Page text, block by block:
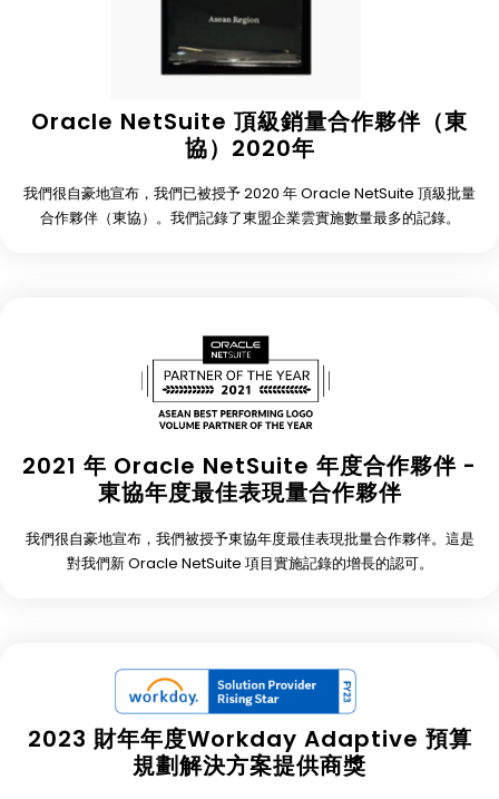
Oracle NetSuite 頂級銷量合作夥伴（東
協）2020年
我們很自豪地宣布，我們已被授予 2020 年 Oracle NetSuite 頂級批量
合作夥伴（東協）。我們記錄了東盟企業雲實施數量最多的記錄。
2021 年 Oracle NetSuite 年度合作夥伴 -
東協年度最佳表現量合作夥伴
我們很自豪地宣布，我們被授予東協年度最佳表現批量合作夥伴。這是
對我們新 Oracle NetSuite 項目實施記錄的增長的認可。
2023 財年年度Workday Adaptive 預算
規劃解決方案提供商獎